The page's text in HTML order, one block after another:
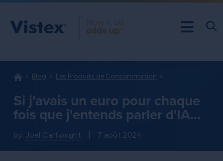
Blog Les Produits de Consommation
Si j'avais un euro pour chaque
fois que j'entends parler d'IA...
by: Joel Cartwright 7 août 2024